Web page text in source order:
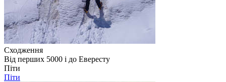
Сходження
Від перших 5000 і до Евересту
Піти
Піти